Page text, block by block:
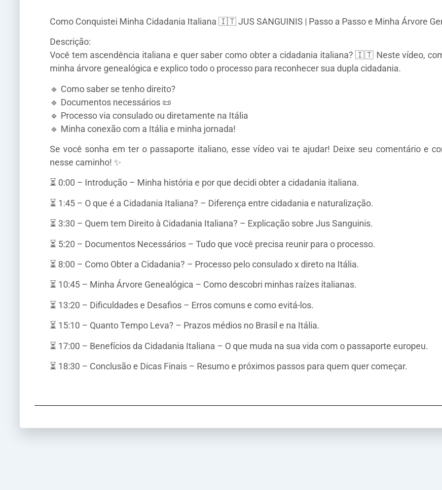
Como Conquistei Minha Cidadania Italiana 🇮🇹 JUS SANGUINIS | Passo a Passo e Minha Árvore
Descrição:
Você tem ascendência italiana e quer saber como obter a cidadania italiana? 🇮🇹 Neste vídeo,
minha árvore genealógica e explico todo o processo para reconhecer sua dupla cidadania.
🔹 Como saber se tenho direito?
🔹 Documentos necessários 📜
🔹 Processo via consulado ou diretamente na Itália
🔹 Minha conexão com a Itália e minha jornada!
Se você sonha em ter o passaporte italiano, esse vídeo vai te ajudar! Deixe seu comentário e
nesse caminho! ✨
⏳ 0:00 – Introdução – Minha história e por que decidi obter a cidadania italiana.
⏳ 1:45 – O que é a Cidadania Italiana? – Diferença entre cidadania e naturalização.
⏳ 3:30 – Quem tem Direito à Cidadania Italiana? – Explicação sobre Jus Sanguinis.
⏳ 5:20 – Documentos Necessários – Tudo que você precisa reunir para o processo.
⏳ 8:00 – Como Obter a Cidadania? – Processo pelo consulado x direto na Itália.
⏳ 10:45 – Minha Árvore Genealógica – Como descobri minhas raízes italianas.
⏳ 13:20 – Dificuldades e Desafios – Erros comuns e como evitá-los.
⏳ 15:10 – Quanto Tempo Leva? – Prazos médios no Brasil e na Itália.
⏳ 17:00 – Benefícios da Cidadania Italiana – O que muda na sua vida com o passaporte europeu.
⏳ 18:30 – Conclusão e Dicas Finais – Resumo e próximos passos para quem quer começar.